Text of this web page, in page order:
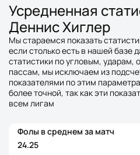
Усредненная
Деннис Хиглер
Мы стараемся показать
если столько есть в нашей базе
статистики по угловым,
пассам, мы исключаем из
показателями по этим
более точной, так как эти
всем лигам
Фолы в среднем за матч
24.25